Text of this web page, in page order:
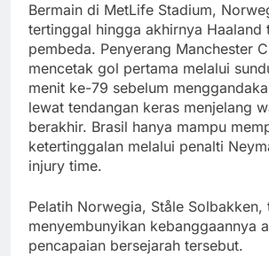
Bermain di MetLife Stadium,
tertinggal hingga akhirnya Haaland
pembeda. Penyerang Manchester
mencetak gol pertama melalui
menit ke-79 sebelum
lewat tendangan keras menjelang
berakhir. Brasil hanya mampu
ketertinggalan melalui penalti
injury time.
Pelatih Norwegia, Ståle Solbakken,
menyembunyikan kebanggaannya
pencapaian bersejarah tersebut.